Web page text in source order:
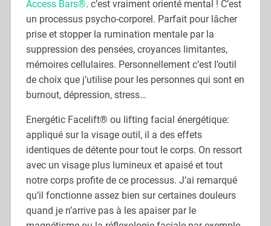
Access Bars®. c’est vraiment orienté mental ! C’est
un processus psycho-corporel. Parfait pour lâcher
prise et stopper la rumination mentale par la
suppression des pensées, croyances limitantes,
mémoires cellulaires. Personnellement c’est l’outil
de choix que j’utilise pour les personnes qui sont en
burnout, dépression, stress…
Energétic Facelift® ou lifting facial énergétique:
appliqué sur la visage outil, il a des effets
identiques de détente pour tout le corps. On ressort
avec un visage plus lumineux et apaisé et tout
notre corps profite de ce processus. J’ai remarqué
qu’il fonctionne assez bien sur certaines douleurs
quand je n’arrive pas à les apaiser par le